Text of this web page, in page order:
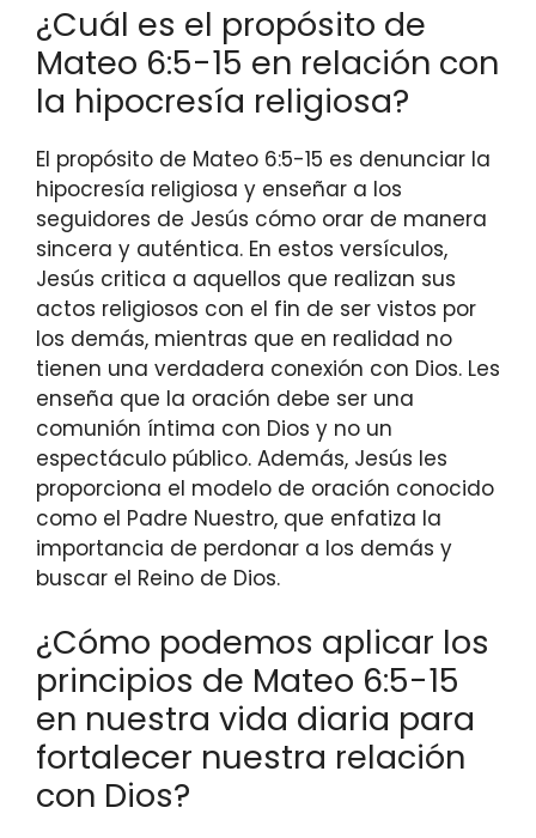
¿Cuál es el propósito de
Mateo 6:5-15 en relación con
la hipocresía religiosa?
El propósito de Mateo 6:5-15 es denunciar la
hipocresía religiosa y enseñar a los
seguidores de Jesús cómo orar de manera
sincera y auténtica. En estos versículos,
Jesús critica a aquellos que realizan sus
actos religiosos con el fin de ser vistos por
los demás, mientras que en realidad no
tienen una verdadera conexión con Dios. Les
enseña que la oración debe ser una
comunión íntima con Dios y no un
espectáculo público. Además, Jesús les
proporciona el modelo de oración conocido
como el Padre Nuestro, que enfatiza la
importancia de perdonar a los demás y
buscar el Reino de Dios.
¿Cómo podemos aplicar los
principios de Mateo 6:5-15
en nuestra vida diaria para
fortalecer nuestra relación
con Dios?